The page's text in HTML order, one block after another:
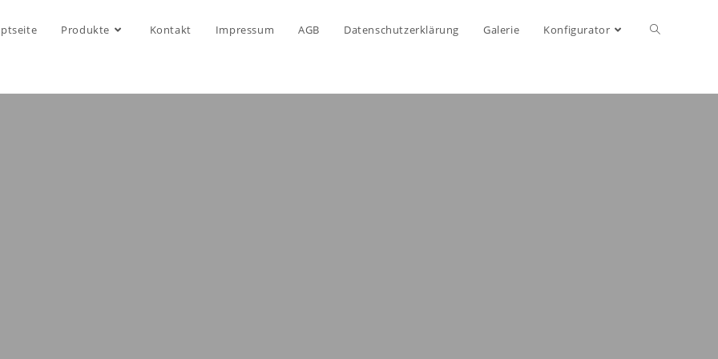
Produkte Kontakt Impressum AGB Datenschutzerklärung Galerie Konfigurator